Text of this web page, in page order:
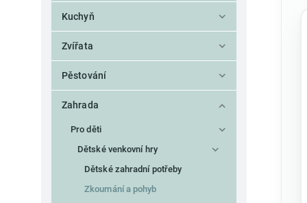
Kuchyň
Zvířata
Pěstování
Zahrada
Pro děti
Dětské venkovní hry
Dětské zahradní potřeby
Zkoumání a pohyb